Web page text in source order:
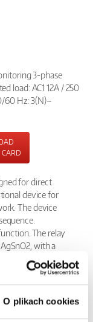
O plikach cookies
3-phase
load: AC1 12A / 250
60 Hz: 3(N)~
for direct
device for
The device
The relay
with a
supply voltage of
its rated voltage